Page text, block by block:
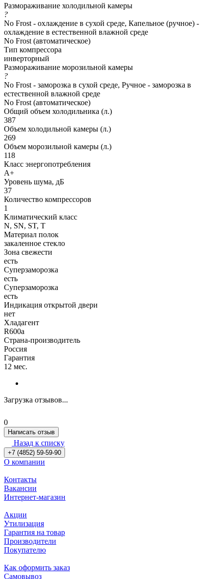
Размораживание холодильной камеры
?
No Frost - охлаждение в сухой среде, Капельное (ручное) -
охлаждение в естественной влажной среде
No Frost (автоматическое)
Тип компрессора
инверторный
Размораживание морозильной камеры
?
No Frost - заморозка в сухой среде, Ручное - заморозка в
естественной влажной среде
No Frost (автоматическое)
Общий объем холодильника (л.)
387
Объем холодильной камеры (л.)
269
Объем морозильной камеры (л.)
118
Класс энергопотребления
A+
Уровень шума, дБ
37
Количество компрессоров
1
Климатический класс
N, SN, ST, T
Материал полок
закаленное стекло
Зона свежести
есть
Суперзаморозка
есть
Суперзаморозка
есть
Индикация открытой двери
нет
Хладагент
R600a
Страна-производитель
Россия
Гарантия
12 мес.
Загрузка отзывов...
0
Написать отзыв
Назад к списку
+7 (4852) 59-59-90
О компании
Контакты
Вакансии
Интернет-магазин
Акции
Утилизация
Гарантия на товар
Производители
Покупателю
Как оформить заказ
Самовывоз